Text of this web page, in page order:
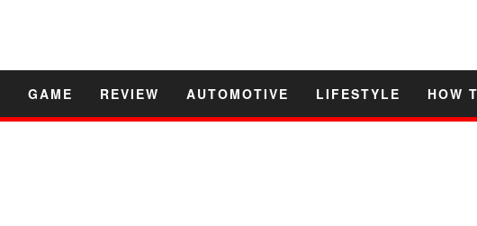
GAME REVIEW AUTOMOTIVE LIFESTYLE HOW